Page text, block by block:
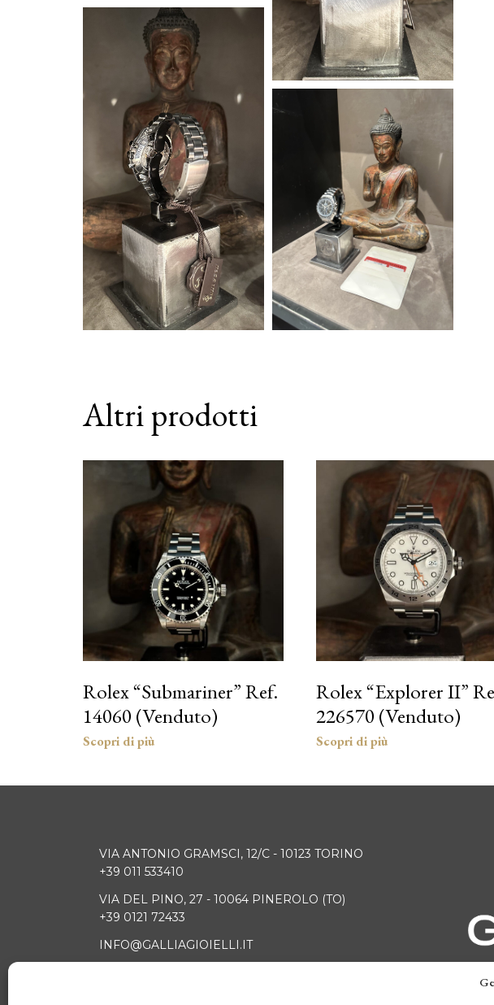
Altri prodotti
Rolex “Submariner” Ref.
14060 (Venduto)
Rolex “Explorer II”
226570 (Venduto)
VIA ANTONIO GRAMSCI, 12/C - 10123 TORINO
+39 011 533410
VIA DEL PINO, 27 - 10064 PINEROLO (TO)
+39 0121 72433
INFO@GALLIAGIOIELLI.IT